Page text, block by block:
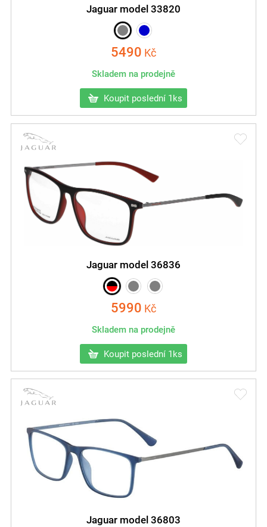
Jaguar model 33820
5490 Kč
Skladem na prodejně
Koupit poslední 1ks
Jaguar model 36836
5990 Kč
Skladem na prodejně
Koupit poslední 1ks
Jaguar model 36803